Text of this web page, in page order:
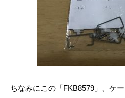
ちなみにこの「FKB8579」、ケ